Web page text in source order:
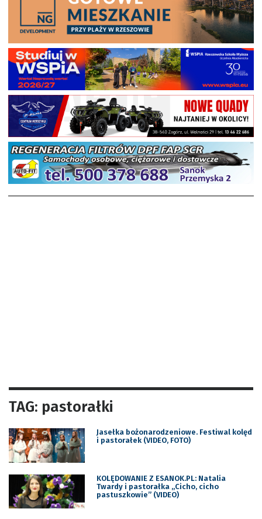
TAG: pastorałki
Jasełka bożonarodzeniowe. Festiwal kolęd
i pastorałek (VIDEO, FOTO)
KOLĘDOWANIE Z ESANOK.PL: Natalia
Twardy i pastorałka „Cicho, cicho
pastuszkowie” (VIDEO)